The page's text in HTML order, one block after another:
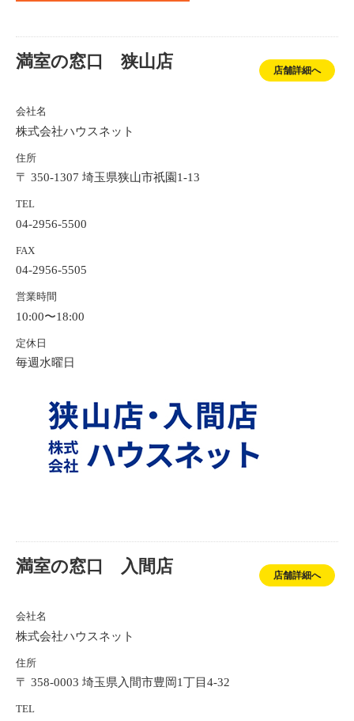
満室の窓口 狭山店 店舗詳細へ
会社名
株式会社ハウスネット
住所
〒 350-1307 埼玉県狭山市祇園1-13
TEL
04-2956-5500
FAX
04-2956-5505
営業時間
10:00〜18:00
定休日
毎週水曜日
満室の窓口 入間店 店舗詳細へ
会社名
株式会社ハウスネット
住所
〒 358-0003 埼玉県入間市豊岡1丁目4-32
TEL